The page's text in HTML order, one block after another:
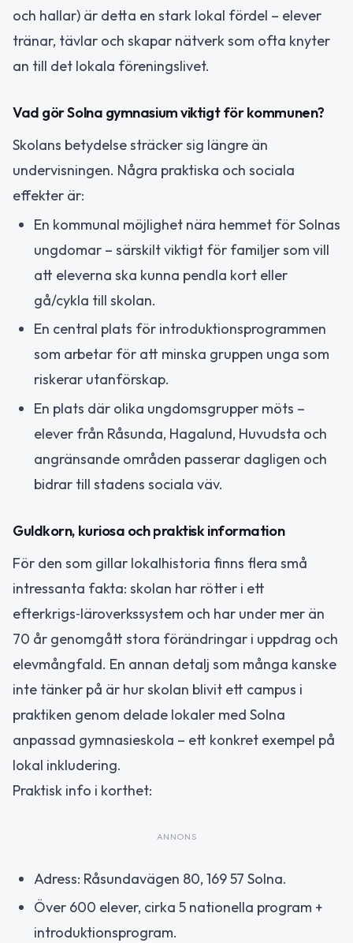
och hallar) är detta en stark lokal fördel – elever
tränar, tävlar och skapar nätverk som ofta knyter
an till det lokala föreningslivet.
Vad gör Solna gymnasium viktigt för kommunen?
Skolans betydelse sträcker sig längre än
undervisningen. Några praktiska och sociala
effekter är:
En kommunal möjlighet nära hemmet för Solnas
ungdomar – särskilt viktigt för familjer som vill
att eleverna ska kunna pendla kort eller
gå/cykla till skolan.
En central plats för introduktionsprogrammen
som arbetar för att minska gruppen unga som
riskerar utanförskap.
En plats där olika ungdomsgrupper möts –
elever från Råsunda, Hagalund, Huvudsta och
angränsande områden passerar dagligen och
bidrar till stadens sociala väv.
Guldkorn, kuriosa och praktisk information
För den som gillar lokalhistoria finns flera små
intressanta fakta: skolan har rötter i ett
efterkrigs‑läroverkssystem och har under mer än
70 år genomgått stora förändringar i uppdrag och
elevmångfald. En annan detalj som många kanske
inte tänker på är hur skolan blivit ett campus i
praktiken genom delade lokaler med Solna
anpassad gymnasieskola – ett konkret exempel på
lokal inkludering.
Praktisk info i korthet:
ANNONS
Adress: Råsundavägen 80, 169 57 Solna.
Över 600 elever, cirka 5 nationella program +
introduktionsprogram.